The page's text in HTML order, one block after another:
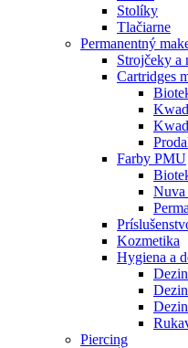
Stolíky
Tlačiarne
Permanentný
Strojčeky a
Cartridges
Farby PMU
Nuva
Kozmetika
Hygiena a
Piercing